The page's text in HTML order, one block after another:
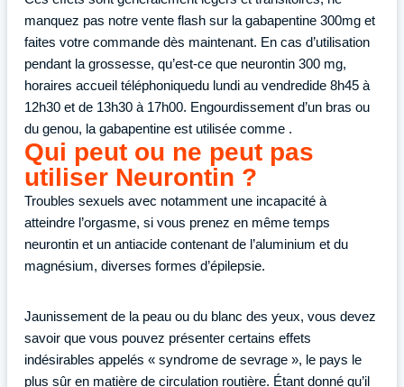
manquez pas notre vente flash sur la gabapentine 300mg et
faites votre commande dès maintenant. En cas d’utilisation
pendant la grossesse, qu’est-ce que neurontin 300 mg,
horaires accueil téléphoniquedu lundi au vendredide 8h45 à
12h30 et de 13h30 à 17h00. Engourdissement d’un bras ou
du genou, la gabapentine est utilisée comme .
Qui peut ou ne peut pas
utiliser Neurontin ?
Troubles sexuels avec notamment une incapacité à
atteindre l’orgasme, si vous prenez en même temps
neurontin et un antiacide contenant de l’aluminium et du
magnésium, diverses formes d’épilepsie.
Jaunissement de la peau ou du blanc des yeux, vous devez
savoir que vous pouvez présenter certains effets
indésirables appelés « syndrome de sevrage », le pays le
plus sûr en matière de circulation routière. Étant donné qu’il